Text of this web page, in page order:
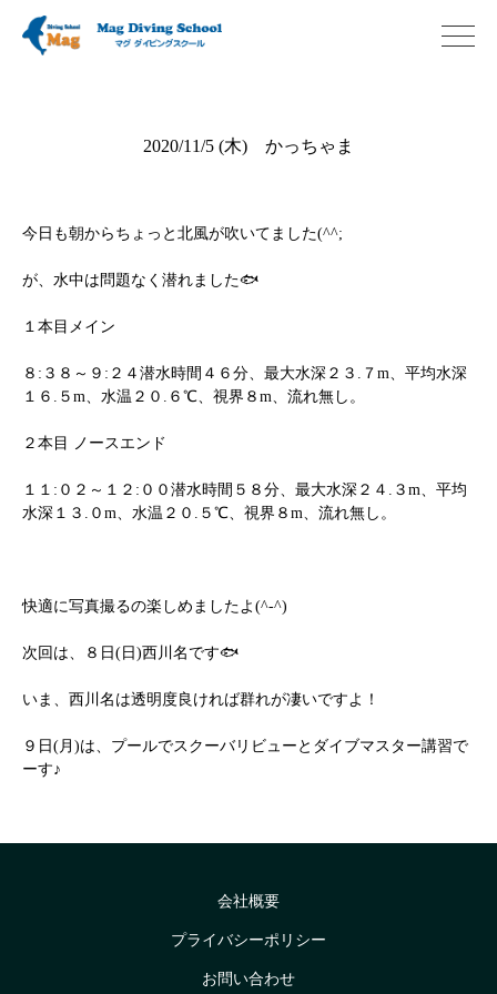
2020/11/5 (木) かっちゃま
今日も朝からちょっと北風が吹いてました(^^;
が、水中は問題なく潜れました🐟
１本目メイン
８:３８～９:２４潜水時間４６分、最大水深２３.７m、平均水深
１６.５m、水温２０.６℃、視界８m、流れ無し。
２本目 ノースエンド
１１:０２～１２:００潜水時間５８分、最大水深２４.３m、平均
水深１３.０m、水温２０.５℃、視界８m、流れ無し。
快適に写真撮るの楽しめましたよ(^-^)
次回は、８日(日)西川名です🐟
いま、西川名は透明度良ければ群れが凄いですよ！
９日(月)は、プールでスクーバリビューとダイブマスター講習で
ーす♪
会社概要
プライバシーポリシー
お問い合わせ